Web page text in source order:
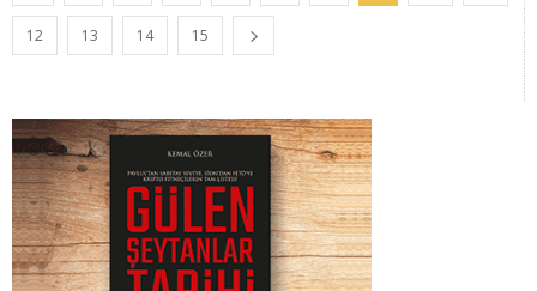
12 13 14 15